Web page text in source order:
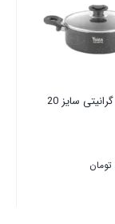
سایز 20
تومان